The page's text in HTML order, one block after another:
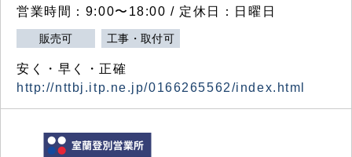
営業時間：9:00〜18:00 / 定休日：日曜日
販売可 工事・取付可
安く・早く・正確
http://nttbj.itp.ne.jp/0166265562/index.html